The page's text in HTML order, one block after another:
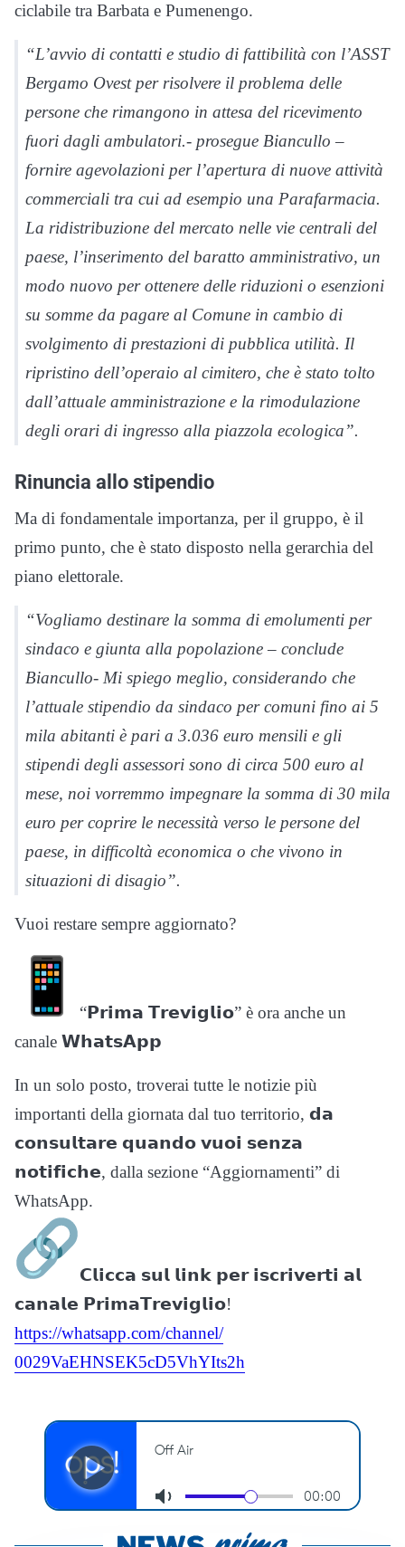
ciclabile tra Barbata e Pumenengo.
“L’avvio di contatti e studio di fattibilità con l’ASST
Bergamo Ovest per risolvere il problema delle
persone che rimangono in attesa del ricevimento
fuori dagli ambulatori.- prosegue Biancullo –
fornire agevolazioni per l’apertura di nuove attività
commerciali tra cui ad esempio una Parafarmacia.
La ridistribuzione del mercato nelle vie centrali del
paese, l’inserimento del baratto amministrativo, un
modo nuovo per ottenere delle riduzioni o esenzioni
su somme da pagare al Comune in cambio di
svolgimento di prestazioni di pubblica utilità. Il
ripristino dell’operaio al cimitero, che è stato tolto
dall’attuale amministrazione e la rimodulazione
degli orari di ingresso alla piazzola ecologica”.
Rinuncia allo stipendio
Ma di fondamentale importanza, per il gruppo, è il
primo punto, che è stato disposto nella gerarchia del
piano elettorale.
“Vogliamo destinare la somma di emolumenti per
sindaco e giunta alla popolazione – conclude
Biancullo- Mi spiego meglio, considerando che
l’attuale stipendio da sindaco per comuni fino ai 5
mila abitanti è pari a 3.036 euro mensili e gli
stipendi degli assessori sono di circa 500 euro al
mese, noi vorremmo impegnare la somma di 30 mila
euro per coprire le necessità verso le persone del
paese, in difficoltà economica o che vivono in
situazioni di disagio”.
Vuoi restare sempre aggiornato?
“𝗣𝗿𝗶𝗺𝗮 𝗧𝗿𝗲𝘃𝗶𝗴𝗹𝗶𝗼” è ora anche un
canale 𝗪𝗵𝗮𝘁𝘀𝗔𝗽𝗽
In un solo posto, troverai tutte le notizie più
importanti della giornata dal tuo territorio, 𝗱𝗮
𝗰𝗼𝗻𝘀𝘂𝗹𝘁𝗮𝗿𝗲 𝗾𝘂𝗮𝗻𝗱𝗼 𝘃𝘂𝗼𝗶 𝘀𝗲𝗻𝘇𝗮
𝗻𝗼𝘁𝗶𝗳𝗶𝗰𝗵𝗲, dalla sezione “Aggiornamenti” di
WhatsApp.
𝗖𝗹𝗶𝗰𝗰𝗮 𝘀𝘂𝗹 𝗹𝗶𝗻𝗸 𝗽𝗲𝗿 𝗶𝘀𝗰𝗿𝗶𝘃𝗲𝗿𝘁𝗶 𝗮𝗹
𝗰𝗮𝗻𝗮𝗹𝗲 𝗣𝗿𝗶𝗺𝗮𝗧𝗿𝗲𝘃𝗶𝗴𝗹𝗶𝗼!
https://whatsapp.com/channel/
0029VaEHNSEK5cD5VhYIts2h